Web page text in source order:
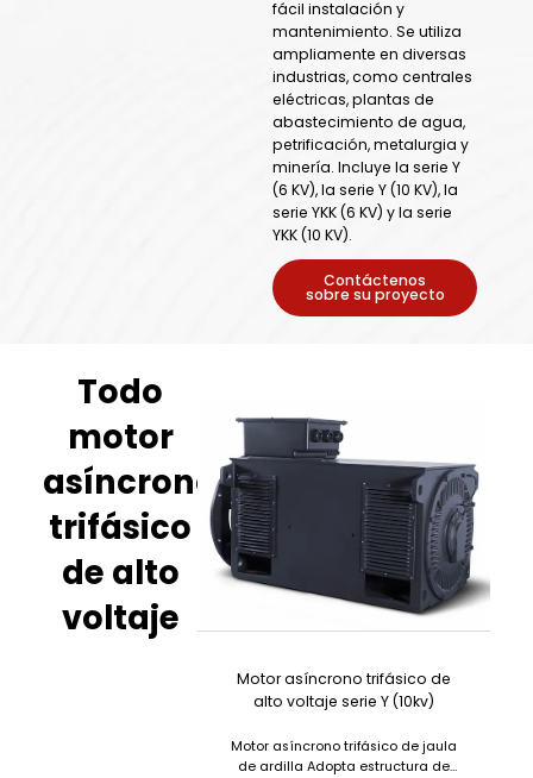
fácil instalación y
mantenimiento. Se utiliza
ampliamente en diversas
industrias, como centrales
eléctricas, plantas de
abastecimiento de agua,
petrificación, metalurgia y
minería. Incluye la serie Y
(6 KV), la serie Y (10 KV), la
serie YKK (6 KV) y la serie
YKK (10 KV).
Contáctenos
sobre su proyecto
Todo
motor
asíncrono
trifásico
de alto
voltaje
Motor asíncrono trifásico de
alto voltaje serie Y (10kv)
Motor asíncrono trifásico de jaula
de ardilla Adopta estructura de